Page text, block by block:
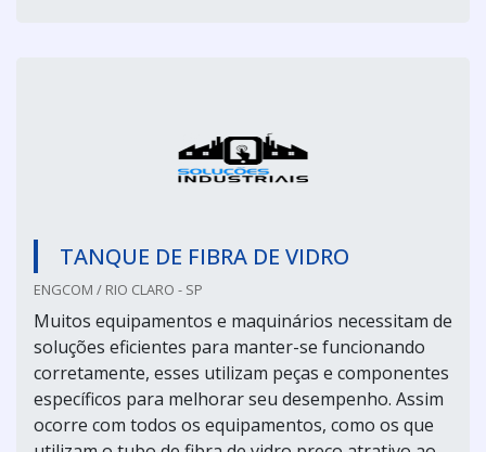
TANQUE DE FIBRA DE VIDRO
ENGCOM / RIO CLARO - SP
Muitos equipamentos e maquinários necessitam de
soluções eficientes para manter-se funcionando
corretamente, esses utilizam peças e componentes
específicos para melhorar seu desempenho. Assim
ocorre com todos os equipamentos, como os que